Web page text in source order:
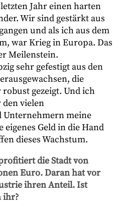
Jahr einen harten
Wir sind gestärkt aus
und als ich aus dem
war Krieg in Europa. Das
Meilenstein.
sehr gefestigt aus den
die
gezeigt. Und ich
vielen
meine
Geld in die Hand
dieses Wachstum.
die Stadt von
Euro. Daran hat vor
ihren Anteil. Ist
ihr?